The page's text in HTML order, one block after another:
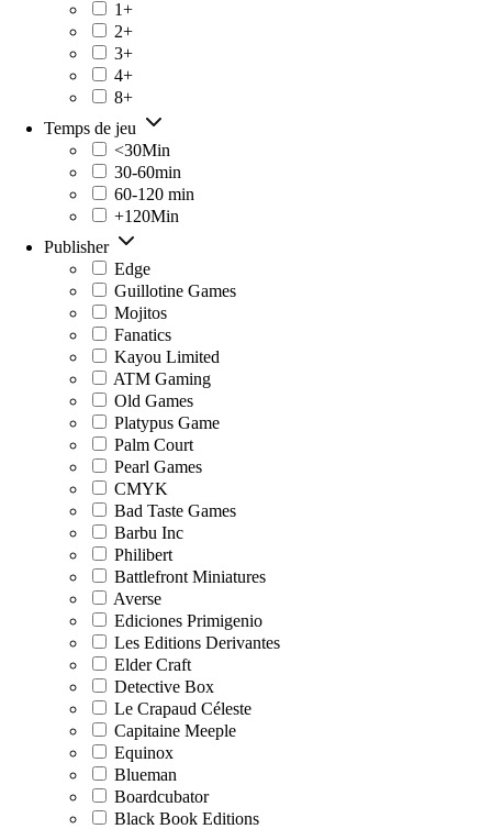
1+
2+
3+
4+
8+
Temps de jeu
<30Min
30-60min
60-120 min
+120Min
Publisher
Edge
Guillotine Games
Mojitos
Fanatics
Kayou Limited
ATM Gaming
Old Games
Platypus Game
Palm Court
Pearl Games
CMYK
Bad Taste Games
Barbu Inc
Philibert
Battlefront Miniatures
Averse
Ediciones Primigenio
Les Editions Derivantes
Elder Craft
Detective Box
Le Crapaud Céleste
Capitaine Meeple
Equinox
Blueman
Boardcubator
Black Book Editions